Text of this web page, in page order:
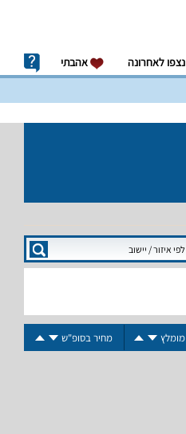
נצפו לאחרונה אהבתי
מומלץ מחיר בסופ"ש